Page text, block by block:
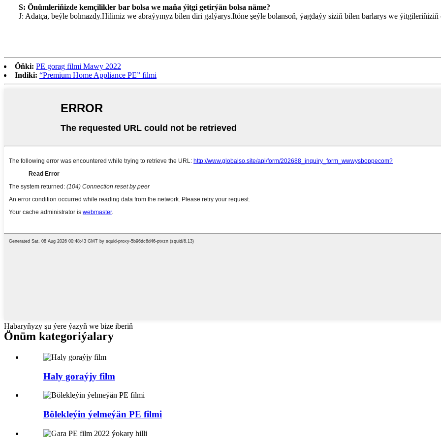
S: Önümleriňizde kemçilikler bar bolsa we maňa ýitgi getirýän bolsa näme?
J: Adatça, beýle bolmazdy.Hilimiz we abraýymyz bilen diri galýarys.Itöne şeýle bolansoň, ýagdaýy siziň bilen barlarys we
Öňki: PE gorag filmi Mawy 2022
Indiki: “Premium Home Appliance PE” filmi
Habaryňyzy şu ýere ýazyň we bize iberiň
Önüm kategoriýalary
Haly goraýjy film
Bölekleýin ýelmeýän PE filmi